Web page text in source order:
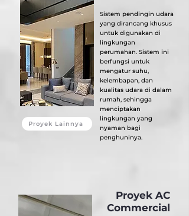
Proyek Lainnya
Sistem pendingin udara
yang dirancang khusus
untuk digunakan di
lingkungan
perumahan. Sistem ini
berfungsi untuk
mengatur suhu,
kelembapan, dan
kualitas udara di dalam
rumah, sehingga
menciptakan
lingkungan yang
nyaman bagi
penghuninya.
Proyek AC
Commercial